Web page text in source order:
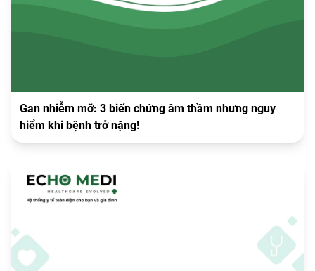
Gan nhiễm mỡ: 3 biến chứng âm thầm nhưng nguy
hiểm khi bệnh trở nặng!